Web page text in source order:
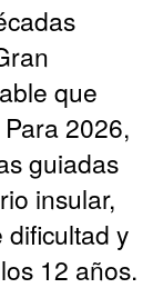
que
2026,
guiadas
insular,
dificultad y
12 años.